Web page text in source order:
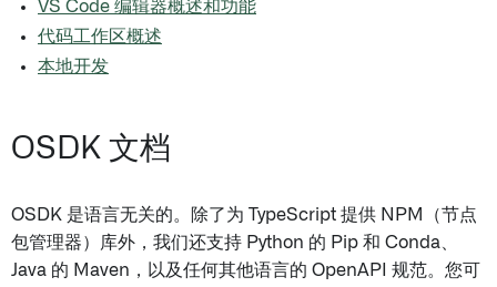
VS Code 编辑器概述和功能
代码工作区概述
本地开发
OSDK 文档
OSDK 是语言无关的。除了为 TypeScript 提供 NPM（节点
包管理器）库外，我们还支持 Python 的 Pip 和 Conda、
Java 的 Maven，以及任何其他语言的 OpenAPI 规范。您可